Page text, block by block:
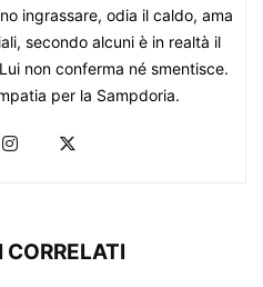
ingrassare, odia il caldo, ama
secondo alcuni è in realtà il
non conferma né smentisce.
per la Sampdoria.